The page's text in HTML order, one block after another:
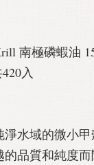
南極磷蝦油
入
水域的微小
品質和純度